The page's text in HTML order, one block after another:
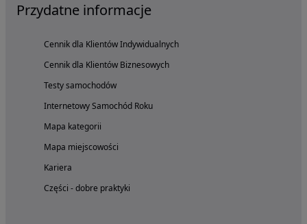
Przydatne informacje
Cennik dla Klientów Indywidualnych
Cennik dla Klientów Biznesowych
Testy samochodów
Internetowy Samochód Roku
Mapa kategorii
Mapa miejscowości
Kariera
Części - dobre praktyki